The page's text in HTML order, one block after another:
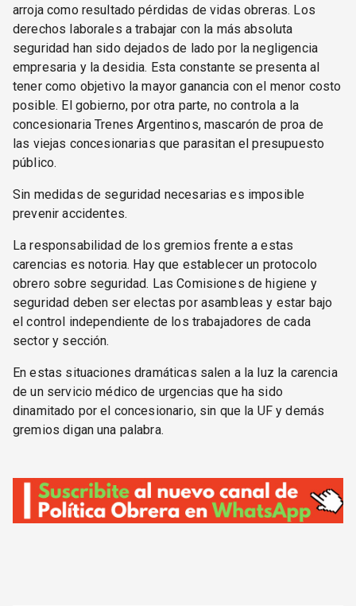
arroja como resultado pérdidas de vidas obreras. Los
derechos laborales a trabajar con la más absoluta
seguridad han sido dejados de lado por la negligencia
empresaria y la desidia. Esta constante se presenta al
tener como objetivo la mayor ganancia con el menor costo
posible. El gobierno, por otra parte, no controla a la
concesionaria Trenes Argentinos, mascarón de proa de
las viejas concesionarias que parasitan el presupuesto
público.
Sin medidas de seguridad necesarias es imposible
prevenir accidentes.
La responsabilidad de los gremios frente a estas
carencias es notoria. Hay que establecer un protocolo
obrero sobre seguridad. Las Comisiones de higiene y
seguridad deben ser electas por asambleas y estar bajo
el control independiente de los trabajadores de cada
sector y sección.
En estas situaciones dramáticas salen a la luz la carencia
de un servicio médico de urgencias que ha sido
dinamitado por el concesionario, sin que la UF y demás
gremios digan una palabra.